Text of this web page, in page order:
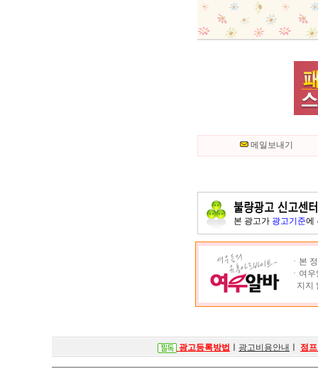
메일보내기
본 광고가 광고기준에
ㆍ본
ㆍ여
지지
광고등록방법 광고비용안내 점